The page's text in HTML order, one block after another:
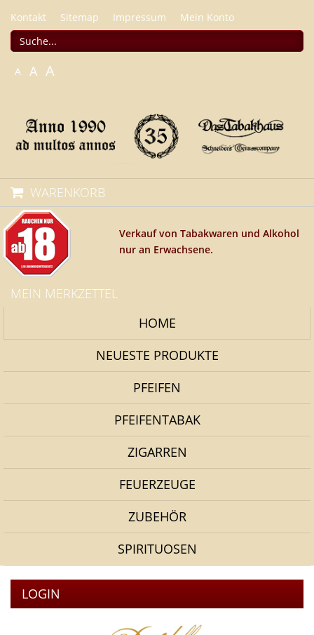
Kontakt Sitemap Impressum Mein Konto
A A A
WARENKORB
Verkauf von Tabakwaren und Alkohol
nur an Erwachsene.
MEIN MERKZETTEL
HOME
NEUESTE PRODUKTE
PFEIFEN
PFEIFENTABAK
ZIGARREN
FEUERZEUGE
ZUBEHÖR
SPIRITUOSEN
LOGIN